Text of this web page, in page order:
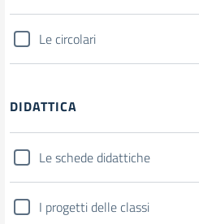
Le circolari
DIDATTICA
Le schede didattiche
I progetti delle classi